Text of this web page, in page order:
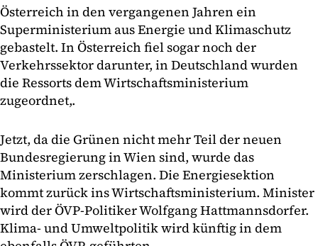
Österreich in den vergangenen Jahren ein
Superministerium aus Energie und Klimaschutz
gebastelt. In Österreich fiel sogar noch der
Verkehrssektor darunter, in Deutschland wurden
die Ressorts dem Wirtschaftsministerium
zugeordnet,.
Jetzt, da die Grünen nicht mehr Teil der neuen
Bundesregierung in Wien sind, wurde das
Ministerium zerschlagen. Die Energiesektion
kommt zurück ins Wirtschaftsministerium. Minister
wird der ÖVP-Politiker Wolfgang Hattmannsdorfer.
Klima- und Umweltpolitik wird künftig in dem